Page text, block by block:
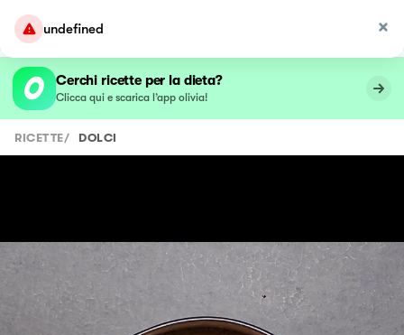
undefined
Cerchi ricette per la dieta?
Clicca qui e scarica l’app olivia!
RICETTE/ DOLCI